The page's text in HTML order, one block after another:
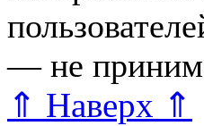
— не
⇑ Наверх ⇑